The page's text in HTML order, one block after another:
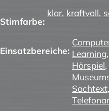
Stimfarbe:
klar, kraftvoll,
Einsatzbereiche: Learning,
Hörspiel,
Sachtext,